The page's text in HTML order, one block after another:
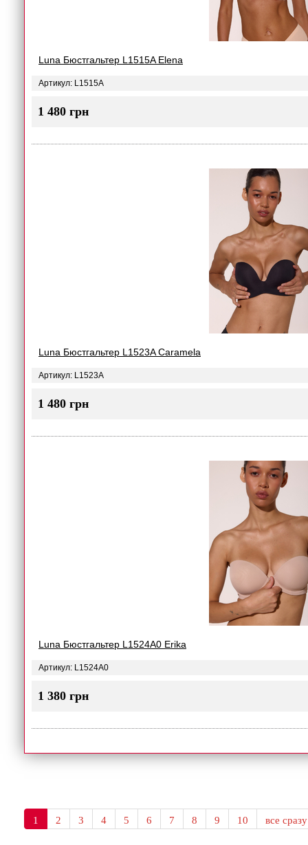
Luna Бюстгальтер L1515A Elena
Артикул: L1515A
1 480 грн
Luna Бюстгальтер L1523A Caramela
Артикул: L1523A
1 480 грн
Luna Бюстгальтер L1524A0 Erika
Артикул: L1524A0
1 380 грн
1 2 3 4 5 6 7 8 9 10 все сразу